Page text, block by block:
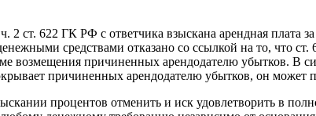
ст. 622 ГК РФ с ответчика взыскана арендная плата
средствами отказано со ссылкой на то, что
возмещения причиненных арендодателю убытков. В
причиненных арендодателю убытков, он может
процентов отменить и иск удовлетворить в